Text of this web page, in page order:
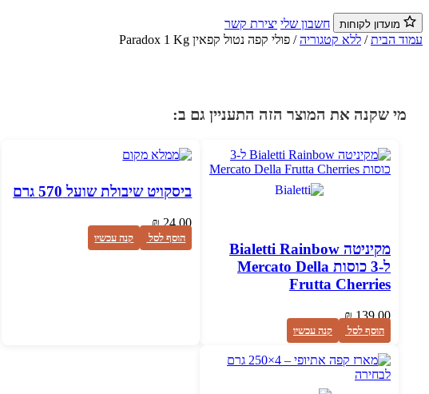
חשבון שלי יצירת קשר
עמוד הבית/ ללא קטגוריה/ פולי קפה נטול קפאין Paradox 1 Kg
מי שקנה את המוצר הזה התעניין גם ב:
מקיניטה Bialetti Rainbow
ל-3 כוסות Mercato Della
Frutta Cherries
₪139.00
הוסף לסל קנה עכשיו
ביסקויט שיבולת שועל 570 גרם
₪24.00
הוסף לסל קנה עכשיו